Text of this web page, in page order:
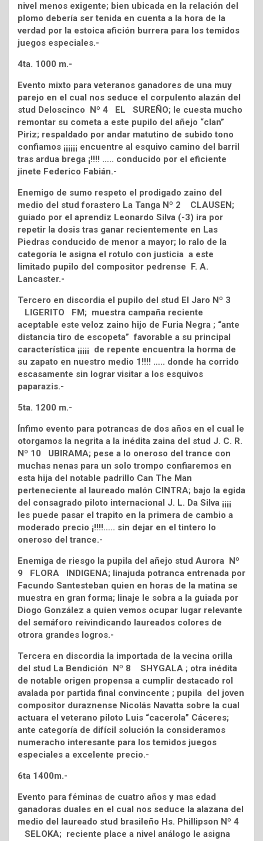
nivel menos exigente; bien ubicada en la relación del
plomo debería ser tenida en cuenta a la hora de la
verdad por la estoica afición burrera para los temidos
juegos especiales.-
4ta. 1000 m.-
Evento mixto para veteranos ganadores de una muy
parejo en el cual nos seduce el corpulento alazán del
stud Deloscinco Nº 4 EL SUREÑO; le cuesta mucho
remontar su cometa a este pupilo del añejo “clan”
Piriz; respaldado por andar matutino de subido tono
confiamos ¡¡¡¡¡¡ encuentre al esquivo camino del barril
tras ardua brega ¡!!!! ….. conducido por el eficiente
jinete Federico Fabián.-
Enemigo de sumo respeto el prodigado zaino del
medio del stud forastero La Tanga Nº 2 CLAUSEN;
guiado por el aprendiz Leonardo Silva (-3) ira por
repetir la dosis tras ganar recientemente en Las
Piedras conducido de menor a mayor; lo ralo de la
categoría le asigna el rotulo con justicia a este
limitado pupilo del compositor pedrense F. A.
Lancaster.-
Tercero en discordia el pupilo del stud El Jaro Nº 3
LIGERITO FM; muestra campaña reciente
aceptable este veloz zaino hijo de Furia Negra ; “ante
distancia tiro de escopeta” favorable a su principal
característica ¡¡¡¡¡ de repente encuentra la horma de
su zapato en nuestro medio 1!!!! ….. donde ha corrido
escasamente sin lograr visitar a los esquivos
paparazis.-
5ta. 1200 m.-
Ínfimo evento para potrancas de dos años en el cual le
otorgamos la negrita a la inédita zaina del stud J. C. R.
Nº 10 UBIRAMA; pese a lo oneroso del trance con
muchas nenas para un solo trompo confiaremos en
esta hija del notable padrillo Can The Man
perteneciente al laureado malón CINTRA; bajo la egida
del consagrado piloto internacional J. L. Da Silva ¡¡¡¡
les puede pasar el trapito en la primera de cambio a
moderado precio ¡!!!!….. sin dejar en el tintero lo
oneroso del trance.-
Enemiga de riesgo la pupila del añejo stud Aurora Nº
9 FLORA INDIGENA; linajuda potranca entrenada por
Facundo Santesteban quien en horas de la matina se
muestra en gran forma; linaje le sobra a la guiada por
Diogo González a quien vemos ocupar lugar relevante
del semáforo reivindicando laureados colores de
otrora grandes logros.-
Tercera en discordia la importada de la vecina orilla
del stud La Bendición Nº 8 SHYGALA ; otra inédita
de notable origen propensa a cumplir destacado rol
avalada por partida final convincente ; pupila del joven
compositor duraznense Nicolás Navatta sobre la cual
actuara el veterano piloto Luis “cacerola” Cáceres;
ante categoría de difícil solución la consideramos
numeracho interesante para los temidos juegos
especiales a excelente precio.-
6ta 1400m.-
Evento para féminas de cuatro años y mas edad
ganadoras duales en el cual nos seduce la alazana del
medio del laureado stud brasileño Hs. Phillipson Nº 4
SELOKA; reciente place a nivel análogo le asigna